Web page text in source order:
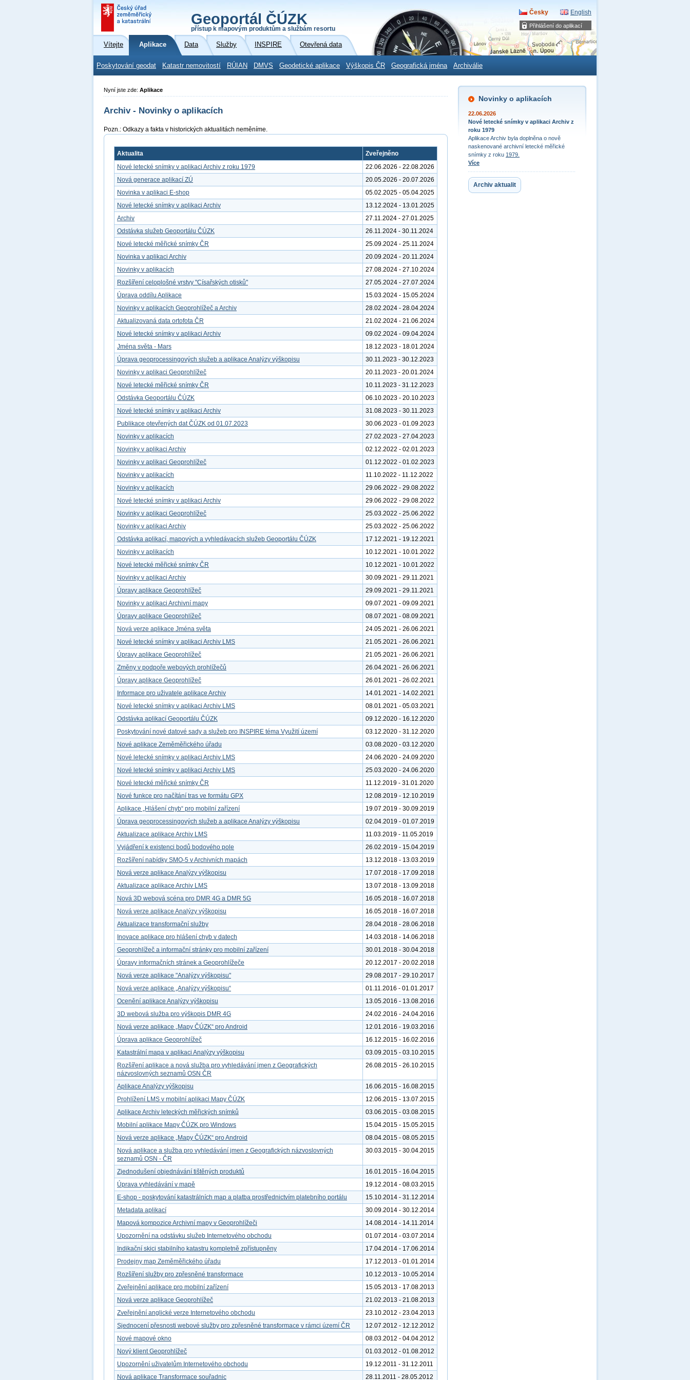
Přihlášení do aplikací
Geoportál ČÚZK
přístup k mapovým produktům a službám resortu
Česky English
Vítejte Aplikace Data Služby INSPIRE Otevřená data
Poskytování geodat Katastr nemovitostí RÚIAN DMVS Geodetické aplikace Výškopis ČR Geografická jména Archiválie
Novinky o aplikacích
22.06.2026
Nové letecké snímky v aplikaci Archiv z
roku 1979
Aplikace Archiv byla doplněna o nově
naskenované archivní letecké měřické
snímky z roku 1979.
Více
Archiv aktualit
Nyní jste zde: Aplikace
Archiv - Novinky o aplikacích
Pozn.: Odkazy a fakta v historických aktualitách neměníme.
Aktualita
Zveřejněno
Nové letecké snímky v aplikaci Archiv z roku 1979
22.06.2026 - 22.08.2026
Nová generace aplikací ZÚ
20.05.2026 - 20.07.2026
Novinka v aplikaci E-shop
05.02.2025 - 05.04.2025
Nové letecké snímky v aplikaci Archiv
13.12.2024 - 13.01.2025
Archiv
27.11.2024 - 27.01.2025
Odstávka služeb Geoportálu ČÚZK
26.11.2024 - 30.11.2024
Nové letecké měřické snímky ČR
25.09.2024 - 25.11.2024
Novinka v aplikaci Archiv
20.09.2024 - 20.11.2024
Novinky v aplikacích
27.08.2024 - 27.10.2024
Rozšíření celoplošné vrstvy "Císařských otisků"
27.05.2024 - 27.07.2024
Úprava oddílu Aplikace
15.03.2024 - 15.05.2024
Novinky v aplikacích Geoprohlížeč a Archiv
28.02.2024 - 28.04.2024
Aktualizovaná data ortofota ČR
21.02.2024 - 21.06.2024
Nové letecké snímky v aplikaci Archiv
09.02.2024 - 09.04.2024
Jména světa - Mars
18.12.2023 - 18.01.2024
Úprava geoprocessingových služeb a aplikace Analýzy výškopisu
30.11.2023 - 30.12.2023
Novinky v aplikaci Geoprohlížeč
20.11.2023 - 20.01.2024
Nové letecké měřické snímky ČR
10.11.2023 - 31.12.2023
Odstávka Geoportálu ČÚZK
06.10.2023 - 20.10.2023
Nové letecké snímky v aplikaci Archiv
31.08.2023 - 30.11.2023
Publikace otevřených dat ČÚZK od 01.07.2023
30.06.2023 - 01.09.2023
Novinky v aplikacích
27.02.2023 - 27.04.2023
Novinky v aplikaci Archiv
02.12.2022 - 02.01.2023
Novinky v aplikaci Geoprohlížeč
01.12.2022 - 01.02.2023
Novinky v aplikacích
11.10.2022 - 11.12.2022
Novinky v aplikacích
29.06.2022 - 29.08.2022
Nové letecké snímky v aplikaci Archiv
29.06.2022 - 29.08.2022
Novinky v aplikaci Geoprohlížeč
25.03.2022 - 25.06.2022
Novinky v aplikaci Archiv
25.03.2022 - 25.06.2022
Odstávka aplikací, mapových a vyhledávacích služeb Geoportálu ČÚZK
17.12.2021 - 19.12.2021
Novinky v aplikacích
10.12.2021 - 10.01.2022
Nové letecké měřické snímky ČR
10.12.2021 - 10.01.2022
Novinky v aplikaci Archiv
30.09.2021 - 29.11.2021
Úpravy aplikace Geoprohlížeč
29.09.2021 - 29.11.2021
Novinky v aplikaci Archivní mapy
09.07.2021 - 09.09.2021
Úpravy aplikace Geoprohlížeč
08.07.2021 - 08.09.2021
Nová verze aplikace Jména světa
24.05.2021 - 26.06.2021
Nové letecké snímky v aplikaci Archiv LMS
21.05.2021 - 26.06.2021
Úpravy aplikace Geoprohlížeč
21.05.2021 - 26.06.2021
Změny v podpoře webových prohlížečů
26.04.2021 - 26.06.2021
Úpravy aplikace Geoprohlížeč
26.01.2021 - 26.02.2021
Informace pro uživatele aplikace Archiv
14.01.2021 - 14.02.2021
Nové letecké snímky v aplikaci Archiv LMS
08.01.2021 - 05.03.2021
Odstávka aplikací Geoportálu ČÚZK
09.12.2020 - 16.12.2020
Poskytování nové datové sady a služeb pro INSPIRE téma Využití území
03.12.2020 - 31.12.2020
Nové aplikace Zeměměřického úřadu
03.08.2020 - 03.12.2020
Nové letecké snímky v aplikaci Archiv LMS
24.06.2020 - 24.09.2020
Nové letecké snímky v aplikaci Archiv LMS
25.03.2020 - 24.06.2020
Nové letecké měřické snímky ČR
11.12.2019 - 31.01.2020
Nové funkce pro načítání tras ve formátu GPX
12.08.2019 - 12.10.2019
Aplikace „Hlášení chyb“ pro mobilní zařízení
19.07.2019 - 30.09.2019
Úprava geoprocessingových služeb a aplikace Analýzy výškopisu
02.04.2019 - 01.07.2019
Aktualizace aplikace Archiv LMS
11.03.2019 - 11.05.2019
Vyjádření k existenci bodů bodového pole
26.02.2019 - 15.04.2019
Rozšíření nabídky SMO-5 v Archivních mapách
13.12.2018 - 13.03.2019
Nová verze aplikace Analýzy výškopisu
17.07.2018 - 17.09.2018
Aktualizace aplikace Archiv LMS
13.07.2018 - 13.09.2018
Nová 3D webová scéna pro DMR 4G a DMR 5G
16.05.2018 - 16.07.2018
Nová verze aplikace Analýzy výškopisu
16.05.2018 - 16.07.2018
Aktualizace transformační služby
28.04.2018 - 28.06.2018
Inovace aplikace pro hlášení chyb v datech
14.03.2018 - 14.06.2018
Geoprohlížeč a informační stránky pro mobilní zařízení
30.01.2018 - 30.04.2018
Úpravy informačních stránek a Geoprohlížeče
20.12.2017 - 20.02.2018
Nová verze aplikace "Analýzy výškopisu"
29.08.2017 - 29.10.2017
Nová verze aplikace „Analýzy výškopisu“
01.11.2016 - 01.01.2017
Ocenění aplikace Analýzy výškopisu
13.05.2016 - 13.08.2016
3D webová služba pro výškopis DMR 4G
24.02.2016 - 24.04.2016
Nová verze aplikace „Mapy ČÚZK“ pro Android
12.01.2016 - 19.03.2016
Úprava aplikace Geoprohlížeč
16.12.2015 - 16.02.2016
Katastrální mapa v aplikaci Analýzy výškopisu
03.09.2015 - 03.10.2015
Rozšíření aplikace a nová služba pro vyhledávání jmen z Geografických
názvoslovných seznamů OSN ČR
26.08.2015 - 26.10.2015
Aplikace Analýzy výškopisu
16.06.2015 - 16.08.2015
Prohlížení LMS v mobilní aplikaci Mapy ČÚZK
12.06.2015 - 13.07.2015
Aplikace Archiv leteckých měřických snímků
03.06.2015 - 03.08.2015
Mobilní aplikace Mapy ČÚZK pro Windows
15.04.2015 - 15.05.2015
Nová verze aplikace „Mapy ČÚZK“ pro Android
08.04.2015 - 08.05.2015
Nová aplikace a služba pro vyhledávání jmen z Geografických názvoslovných
seznamů OSN - ČR
30.03.2015 - 30.04.2015
Zjednodušení objednávání tištěných produktů
16.01.2015 - 16.04.2015
Úprava vyhledávání v mapě
19.12.2014 - 08.03.2015
E-shop - poskytování katastrálních map a platba prostřednictvím platebního portálu
15.10.2014 - 31.12.2014
Metadata aplikací
30.09.2014 - 30.12.2014
Mapová kompozice Archivní mapy v Geoprohlížeči
14.08.2014 - 14.11.2014
Upozornění na odstávku služeb Internetového obchodu
01.07.2014 - 03.07.2014
Indikační skici stabilního katastru kompletně zpřístupněny
17.04.2014 - 17.06.2014
Prodejny map Zeměměřického úřadu
17.12.2013 - 01.01.2014
Rozšíření služby pro zpřesněné transformace
10.12.2013 - 10.05.2014
Zveřejnění aplikace pro mobilní zařízení
15.05.2013 - 17.08.2013
Nová verze aplikace Geoprohlížeč
21.02.2013 - 21.08.2013
Zveřejnění anglické verze Internetového obchodu
23.10.2012 - 23.04.2013
Sjednocení přesnosti webové služby pro zpřesněné transformace v rámci území ČR
12.07.2012 - 12.12.2012
Nové mapové okno
08.03.2012 - 04.04.2012
Nový klient Geoprohlížeč
01.03.2012 - 01.08.2012
Upozornění uživatelům Internetového obchodu
19.12.2011 - 31.12.2011
Nová aplikace Transformace souřadnic
28.11.2011 - 28.05.2012